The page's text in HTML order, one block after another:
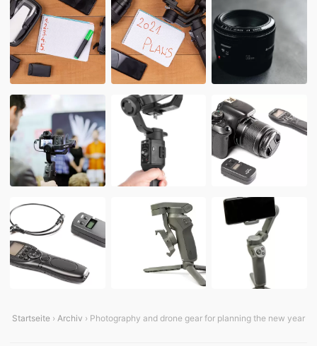
Startseite › Archiv › Photography and drone gear for planning the new year